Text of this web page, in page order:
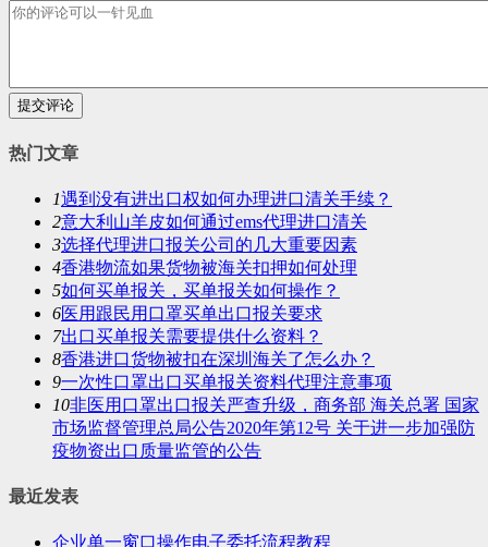
提交评论
热门文章
1遇到没有进出口权如何办理进口清关手续？
2意大利山羊皮如何通过ems代理进口清关
3选择代理进口报关公司的几大重要因素
4香港物流如果货物被海关扣押如何处理
5如何买单报关，买单报关如何操作？
6医用跟民用口罩买单出口报关要求
7出口买单报关需要提供什么资料？
8香港进口货物被扣在深圳海关了怎么办？
9一次性口罩出口买单报关资料代理注意事项
10非医用口罩出口报关严查升级，商务部 海关总署 国家
市场监督管理总局公告2020年第12号 关于进一步加强防
疫物资出口质量监管的公告
最近发表
企业单一窗口操作电子委托流程教程